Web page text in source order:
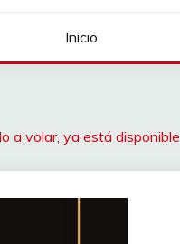
Inicio
a volar, ya está disponible